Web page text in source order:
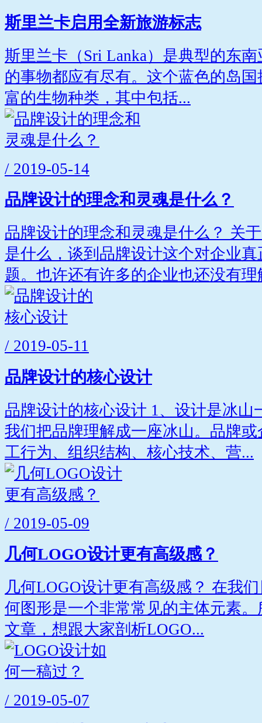
斯里兰卡启用全新旅游标志
斯里兰卡（Sri Lanka）是典型的东
的事物都应有尽有。这个蓝色的岛
富的生物种类，其中包括...
/ 2019-05-14
品牌设计的理念和灵魂是什么？
品牌设计的理念和灵魂是什么？ 关
是什么，谈到品牌设计这个对企业
题。也许还有许多的企业也还没有理
/ 2019-05-11
品牌设计的核心设计
品牌设计的核心设计 1、设计是冰山
我们把品牌理解成一座冰山。品牌
工行为、组织结构、核心技术、营...
/ 2019-05-09
几何LOGO设计更有高级感？
几何LOGO设计更有高级感？ 在我
何图形是一个非常常见的主体元素
文章，想跟大家剖析LOGO...
/ 2019-05-07